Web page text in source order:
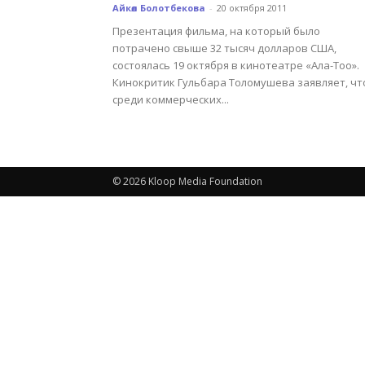
Айкөл Болотбекова - 20 октября 2011
Презентация фильма, на который было
потрачено свыше 32 тысяч долларов США,
состоялась 19 октября в кинотеатре «Ала-Тоо».
Кинокритик Гульбара Толомушева заявляет,
среди коммерческих...
© 2026 Kloop Media Foundation